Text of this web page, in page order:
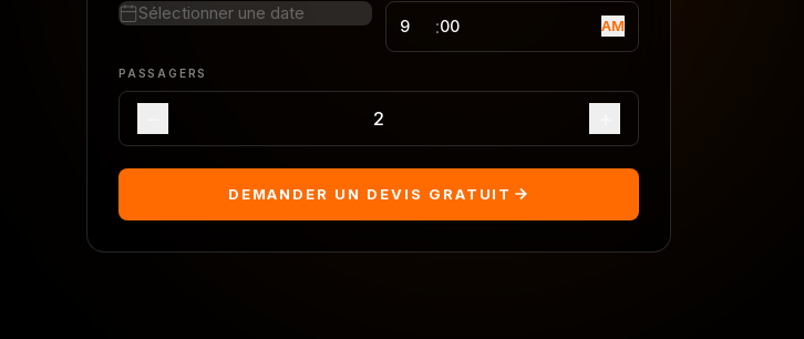
Sélectionner une date
: AM
PASSAGERS
2
DEMANDER UN DEVIS GRATUIT